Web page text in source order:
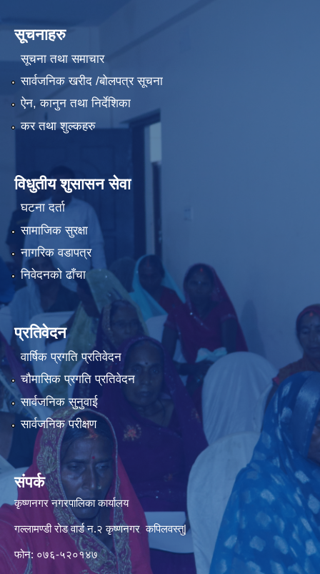
सूचनाहरु
सूचना तथा समाचार
सार्वजनिक खरीद /बोलपत्र सूचना
ऐन, कानुन तथा निर्देशिका
कर तथा शुल्कहरु
विधुतीय शुसासन सेवा
घटना दर्ता
सामाजिक सुरक्षा
नागरिक वडापत्र
निवेदनको ढाँचा
प्रतिवेदन
वार्षिक प्रगति प्रतिवेदन
चौमासिक प्रगति प्रतिवेदन
सार्वजनिक सुनुवाई
सार्वजनिक परीक्षण
संपर्क
कृष्णनगर नगरपालिका कार्यालय
गल्लामण्डी रोड वार्ड न.२ कृष्णनगर कपिलवस्तु|
फोन: ०७६-५२०१४७